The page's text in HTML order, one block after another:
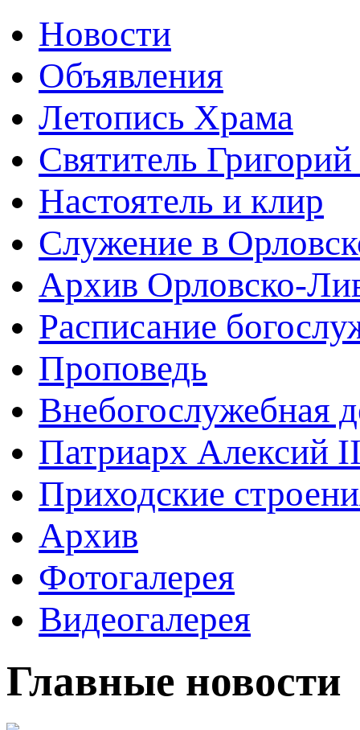
Новости
Объявления
Летопись Храма
Святитель
Настоятель и клир
Служение в
Архив Орловско-
Расписание
Проповедь
Внебогослужебная
Патриарх Алексий
Приходские
Архив
Фотогалерея
Видеогалерея
Главные новости